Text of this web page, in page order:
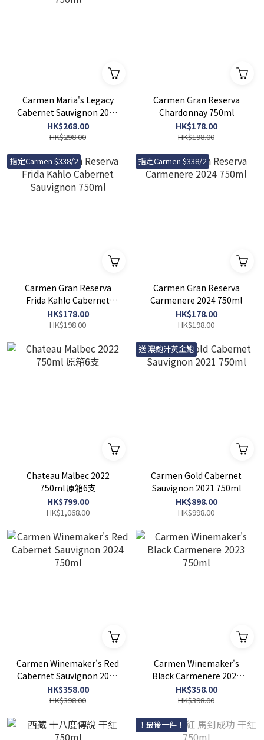
Carmen Maria's Legacy
Cabernet Sauvignon 2023
750ml
HK$268.00
HK$298.00
Carmen Gran Reserva
Chardonnay 750ml
HK$178.00
HK$198.00
指定Carmen $338/2
Carmen Gran Reserva
Frida Kahlo Cabernet
Sauvignon 750ml
HK$178.00
HK$198.00
指定Carmen $338/2
Carmen Gran Reserva
Carmenere 2024 750ml
HK$178.00
HK$198.00
Chateau Malbec 2022
750ml 原箱6支
HK$799.00
HK$1,068.00
送 濃鮑汁黃金鮑
Carmen Gold Cabernet
Sauvignon 2021 750ml
HK$898.00
HK$998.00
Carmen Winemaker's Red
Cabernet Sauvignon 2024
750ml
HK$358.00
HK$398.00
Carmen Winemaker's
Black Carmenere 2023
750ml
HK$358.00
HK$398.00
！最後一件！